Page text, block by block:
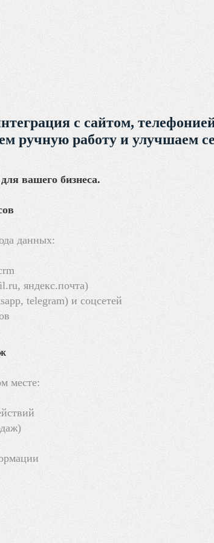
с сайтом,
ручную работу и улучшаем
вашего бизнеса.
данных:
яндекс.почта)
telegram) и соцсетей
месте: